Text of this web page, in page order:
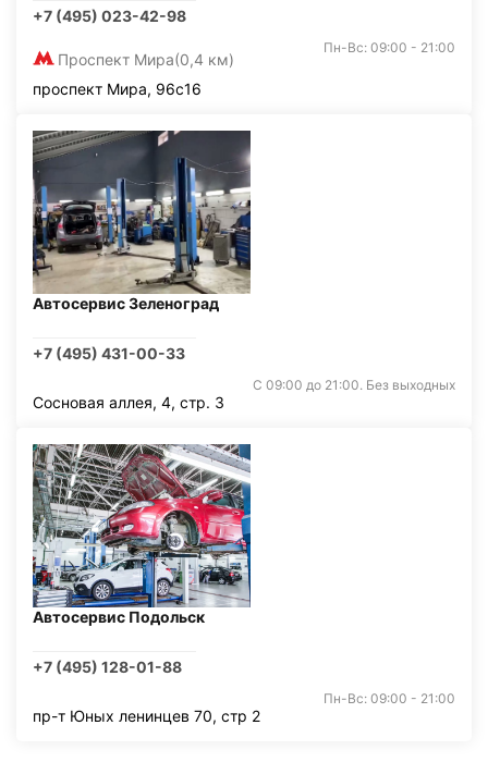
+7 (495) 023-42-98
Проспект Мира(0,4 км)
Пн-Вс: 09:00 - 21:00
проспект Мира, 96с16
Автосервис Зеленоград
+7 (495) 431-00-33
С 09:00 до 21:00. Без выходных
Сосновая аллея, 4, стр. 3
Автосервис Подольск
+7 (495) 128-01-88
Пн-Вс: 09:00 - 21:00
пр-т Юных ленинцев 70, стр 2